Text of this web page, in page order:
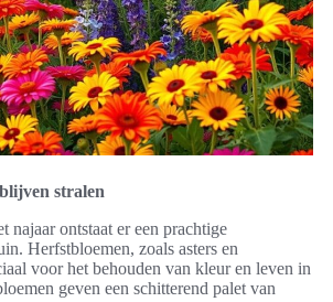
stralen
najaar ontstaat er een prachtige
Herfstbloemen, zoals asters en
voor het behouden van kleur en leven in
geven een schitterend palet van